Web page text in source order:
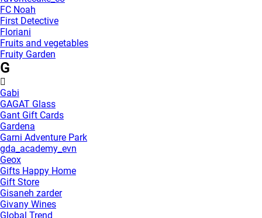
FC Noah
First Detective
Floriani
Fruits and vegetables
Fruity Garden
G
Gabi
GAGAT Glass
Gant Gift Cards
Gardena
Garni Adventure Park
gda_academy_evn
Geox
Gifts Happy Home
Gift Store
Gisaneh zarder
Givany Wines
Global Trend